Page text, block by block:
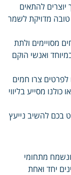
להתאים
טובה מדויקת לשמר
מסויימים ולתת
ואנשי הוקם
צרו חמים
מסייע בליווי
בכם להשיב נייעץ
מתחומי
יחד ואחת